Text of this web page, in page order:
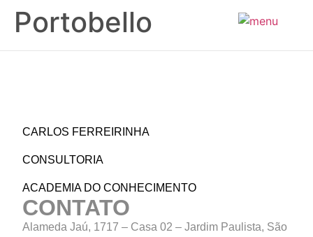
Portobello
CARLOS FERREIRINHA
CONSULTORIA
ACADEMIA DO CONHECIMENTO
CONTATO
Alameda Jaú, 1717 – Casa 02 – Jardim Paulista, São